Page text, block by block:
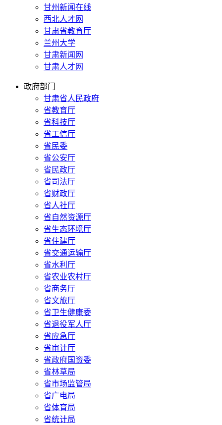
甘州新闻在线
西北人才网
甘肃省教育厅
兰州大学
甘肃新闻网
甘肃人才网
政府部门
甘肃省人民政府
省教育厅
省科技厅
省工信厅
省民委
省公安厅
省民政厅
省司法厅
省财政厅
省人社厅
省自然资源厅
省生态环境厅
省住建厅
省交通运输厅
省水利厅
省农业农村厅
省商务厅
省文旅厅
省卫生健康委
省退役军人厅
省应急厅
省审计厅
省政府国资委
省林草局
省市场监管局
省广电局
省体育局
省统计局